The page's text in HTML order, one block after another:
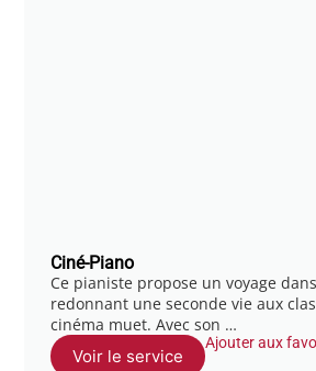
Ciné-Piano
Ce pianiste propose un voyage
redonnant une seconde vie aux
cinéma muet. Avec son …
Voir le service
Ajouter aux